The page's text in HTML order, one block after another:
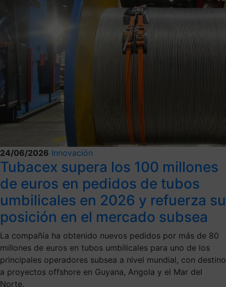
24/06/2026 Innovación
Tubacex supera los 100 millones
de euros en pedidos de tubos
umbilicales en 2026 y refuerza su
posición en el mercado subsea
La compañía ha obtenido nuevos pedidos por más de 80
millones de euros en tubos umbilicales para uno de los
principales operadores subsea a nivel mundial, con destino
a proyectos offshore en Guyana, Angola y el Mar del
Norte.